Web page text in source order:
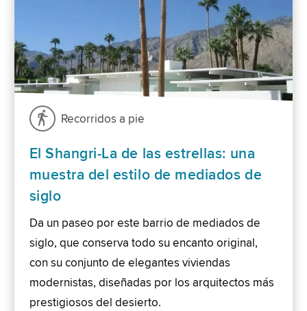
Recorridos a pie
El Shangri-La de las estrellas: una
muestra del estilo de mediados de
siglo
Da un paseo por este barrio de mediados de
siglo, que conserva todo su encanto original,
con su conjunto de elegantes viviendas
modernistas, diseñadas por los arquitectos más
prestigiosos del desierto.